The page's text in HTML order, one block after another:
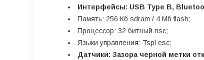
Интерфейсы: USB Type B,
Память: 256 Кб sdram / 4 Мб flash;
Процессор: 32 битный risc;
Языки управления: Tspl esc;
Датчики: Зазора черной метки